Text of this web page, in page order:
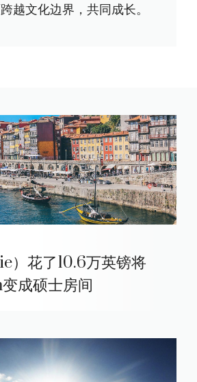
越文化边界，共同成长。
）花了10.6万英镑将
成硕士房间